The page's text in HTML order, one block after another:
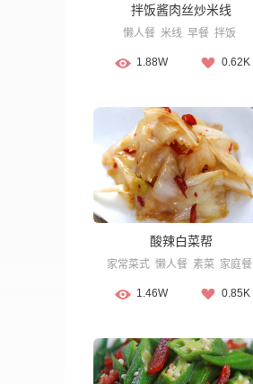
拌饭酱肉丝炒米线
懒人餐 米线 早餐 拌饭
1.88W 0.62K
酸辣白菜帮
家常菜式 懒人餐 素菜 家庭餐
1.46W 0.85K